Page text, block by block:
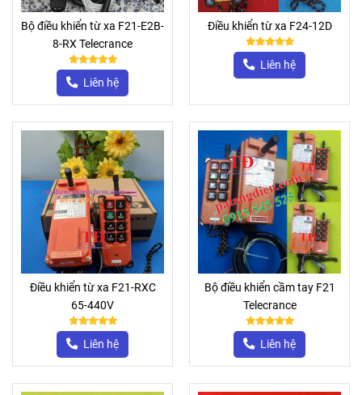
Bộ điều khiển từ xa F21-E2B-
8-RX Telecrance
Liên hệ
Điều khiển từ xa F24-12D
Liên hệ
Điều khiển từ xa F21-RXC
65-440V
Liên hệ
Bộ điều khiển cầm tay F21
Telecrance
Liên hệ